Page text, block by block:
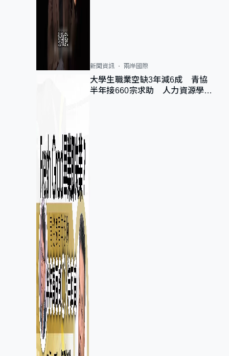
新聞資訊 兩岸國際
大學生職業空缺3年減6成 青協
半年接660宗求助 人力資源學